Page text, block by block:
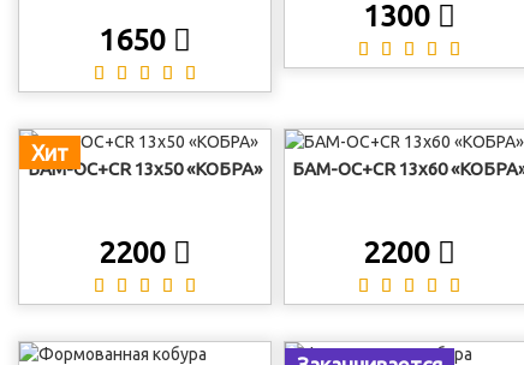
1650
1300
Хит
БАМ-ОС+CR 13х50 «КОБРА»
2200
БАМ-ОС+CR 13х60
2200